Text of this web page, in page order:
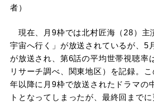
者）
現在、月9枠では北村匠海（28）主
宇宙へ行く」が放送されているが、5
が放送され、第6話の平均世帯視聴率
リサーチ調べ、関東地区）を記録。
年以降に月9枠で放送されたドラマの
トとなってしまったが、最終回まで